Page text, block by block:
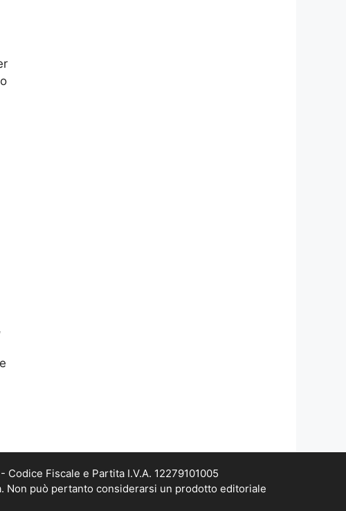
Fiscale e Partita I.V.A. 12279101005
Non può pertanto considerarsi un prodotto editoriale